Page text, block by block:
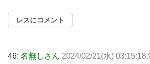
レスにコメント
46: 名無しさん 2024/02/21(水)